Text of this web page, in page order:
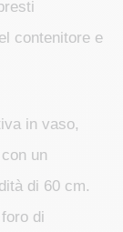
contenitore e
in vaso,
un
di 60 cm.
di